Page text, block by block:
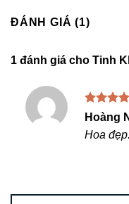
ĐÁNH GIÁ (1)
1 đánh giá cho Tinh
Được
55
sao
Hoàng
Hoa